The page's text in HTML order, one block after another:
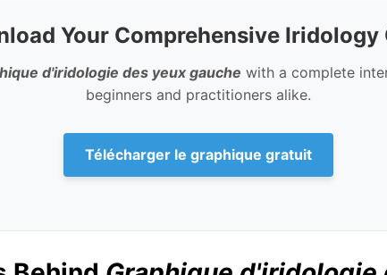
Your Comprehensive Iridology
d'iridologie des yeux gauche with a complete
beginners and practitioners alike.
Télécharger le graphique gratuit